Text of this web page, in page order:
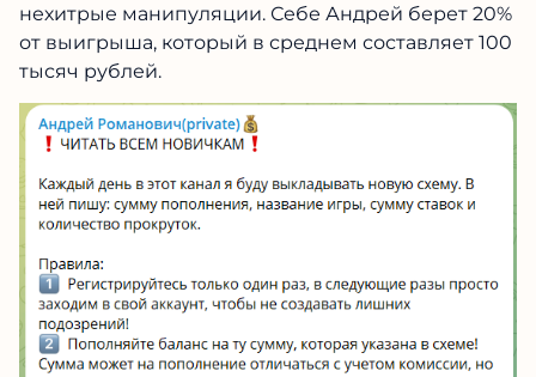
нехитрые манипуляции. Себе Андрей берет 20%
от выигрыша, который в среднем составляет 100
тысяч рублей.